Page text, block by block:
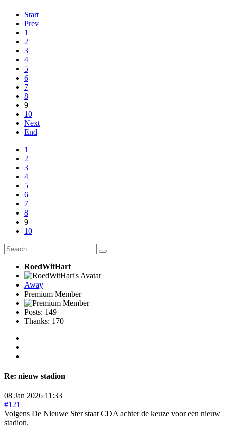
Start
Prev
1
2
3
4
5
6
7
8
9
10
Next
End
1
2
3
4
5
6
7
8
9
10
RoedWitHart
Away
Premium Member
Posts: 149
Thanks: 170
Re: nieuw stadion
08 Jan 2026 11:33
#121
Volgens De Nieuwe Ster staat CDA achter de keuze voor een nieuw
stadion.